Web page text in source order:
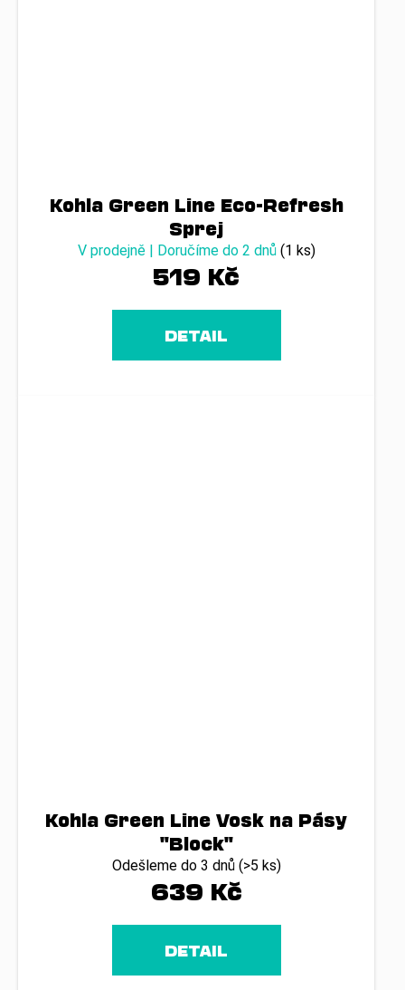
Kohla Green Line Eco-Refresh
Sprej
V prodejně | Doručíme do 2 dnů (1 ks)
519 Kč
DETAIL
Kohla Green Line Vosk na Pásy
"Block"
Odešleme do 3 dnů (>5 ks)
639 Kč
DETAIL